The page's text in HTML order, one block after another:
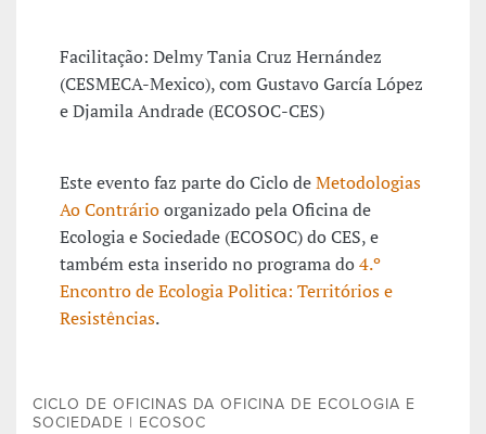
Facilitação: Delmy Tania Cruz Hernández
(CESMECA-Mexico), com Gustavo García López
e Djamila Andrade (ECOSOC-CES)
Este evento faz parte do Ciclo deMetodologias
Ao Contrárioorganizado pela Oficina de
Ecologia e Sociedade (ECOSOC) do CES, e
também esta inserido no programa do4.º
Encontro de Ecologia Politica: Territórios e
Resistências.
CICLO DE OFICINAS DA OFICINA DE ECOLOGIA E
SOCIEDADE | ECOSOC